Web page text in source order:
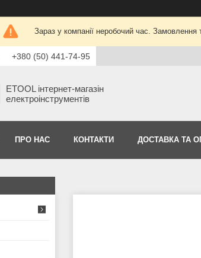
Зараз у компанії неробочий час. Замовлення
+380 (50) 441-74-95
ETOOL інтернет-магазін
електроінструментів
ПРО НАС КОНТАКТИ ДОСТАВКА ТА